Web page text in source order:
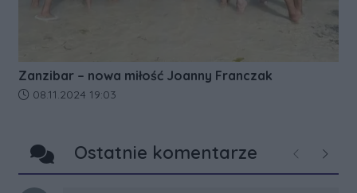
Zanzibar – nowa miłość Joanny Franczak
Data dodania artykułu:
08.11.2024 19:03
Ostatnie komentarze Poprzednie